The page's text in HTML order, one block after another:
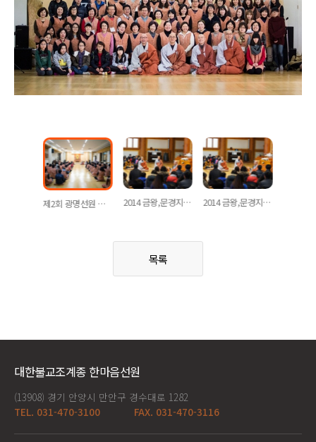
제2회 광명선원 템플스테이 - 허공을 걷는 길 2014 금왕,문경지원 학생회 겨울수련회 2014 금왕,문경지원 학생회 겨울수련회
목록
대한불교조계종 한마음선원
(13908) 경기 안양시 만안구 경수대로 1282
TEL. 031-470-3100
FAX. 031-470-3116